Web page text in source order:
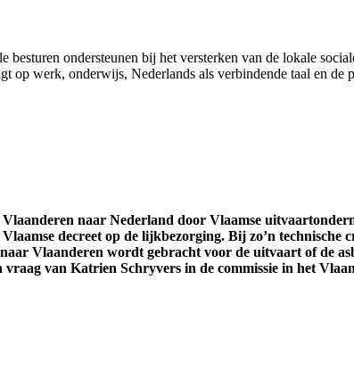
ondersteunen bij het versterken van de lokale
op werk, onderwijs, Nederlands als verbindende taal en de
naar Nederland door Vlaamse
decreet op de lijkbezorging. Bij zo’n technische
Vlaanderen wordt gebracht voor de uitvaart of de
van Katrien Schryvers in de commissie in het